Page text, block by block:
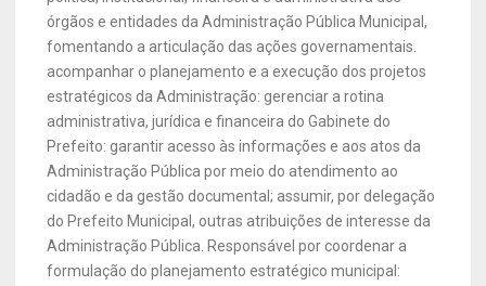
órgãos e entidades da Administração Pública Municipal,
fomentando a articulação das ações governamentais.
acompanhar o planejamento e a execução dos projetos
estratégicos da Administração: gerenciar a rotina
administrativa, jurídica e financeira do Gabinete do
Prefeito: garantir acesso às informações e aos atos da
Administração Pública por meio do atendimento ao
cidadão e da gestão documental; assumir, por delegação
do Prefeito Municipal, outras atribuições de interesse da
Administração Pública. Responsável por coordenar a
formulação do planejamento estratégico municipal: